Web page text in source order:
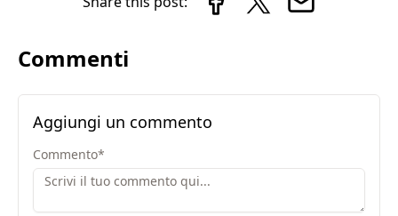
Commenti
Aggiungi un commento
Commento*